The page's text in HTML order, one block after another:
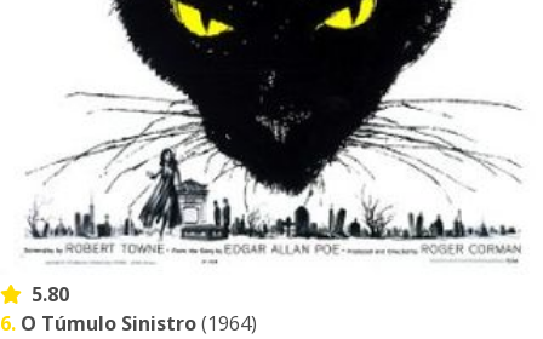
5.80
6. O Túmulo Sinistro(1964)